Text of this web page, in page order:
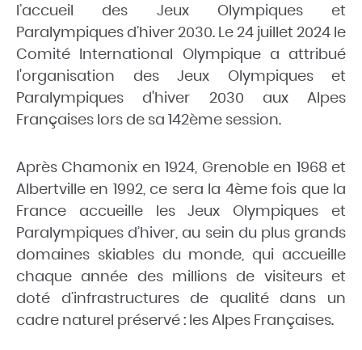
l’accueil des Jeux Olympiques et
Paralympiques d’hiver 2030. Le 24 juillet 2024 le
Comité International Olympique a attribué
l'organisation des Jeux Olympiques et
Paralympiques d'hiver 2030 aux Alpes
Françaises lors de sa 142ème session.
Après Chamonix en 1924, Grenoble en 1968 et
Albertville en 1992, ce sera la 4ème fois que la
France accueille les Jeux Olympiques et
Paralympiques d’hiver, au sein du plus grands
domaines skiables du monde, qui accueille
chaque année des millions de visiteurs et
doté d’infrastructures de qualité dans un
cadre naturel préservé : les Alpes Françaises.